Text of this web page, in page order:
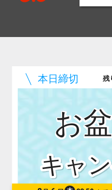
お
残